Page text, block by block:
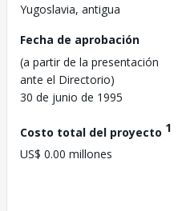
Yugoslavia, antigua
Fecha de aprobación
(a partir de la presentación
ante el Directorio)
30 de junio de 1995
Costo total del proyecto 1
US$ 0.00 millones